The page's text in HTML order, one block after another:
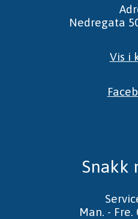
Nedregata
Vis i
Snakk
Man. - Fre.